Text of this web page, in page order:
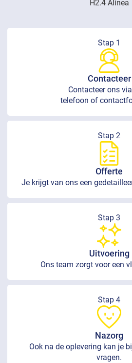
H2.4 Alinea
Stap 1
Contacteer
Contacteer ons
telefoon of
Stap 2
Offerte
Je krijgt van ons een
Stap 3
Uitvoering
Ons team zorgt voor een
Stap 4
Nazorg
Ook na de oplevering kan je
vragen.